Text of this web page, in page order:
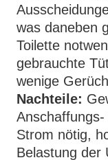
was daneben
Toilette
gebrauchte
wenige
Nachteile:
Strom nötig,
Belastung der